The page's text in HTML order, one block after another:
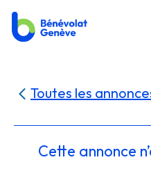
Toutes les
Cette annonce